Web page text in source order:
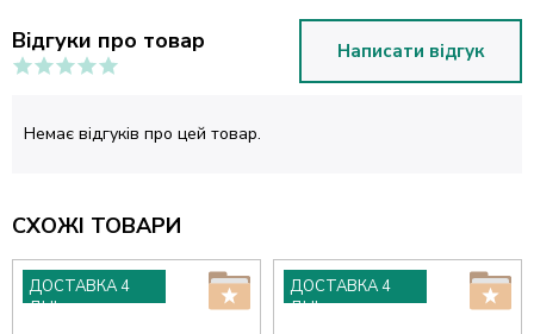
Відгуки про товар Написати відгук
Немає відгуків про цей товар.
СХОЖІ ТОВАРИ
ДОСТАВКА 4
ДНІ
ДОСТАВКА 4
ДНІ